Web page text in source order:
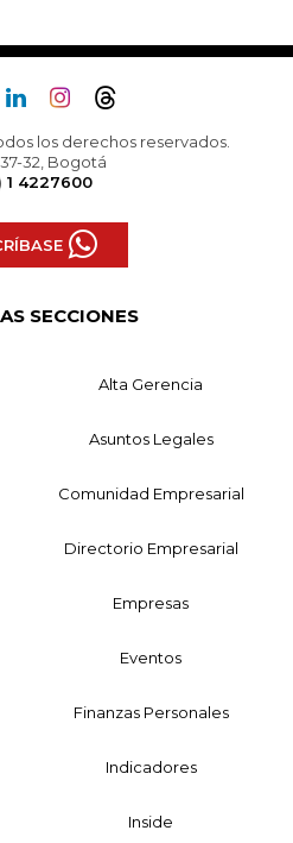
los derechos reservados.
37-32, Bogotá
1 4227600
SECCIONES
Alta Gerencia
Asuntos Legales
Comunidad Empresarial
Directorio Empresarial
Empresas
Eventos
Finanzas Personales
Indicadores
Inside